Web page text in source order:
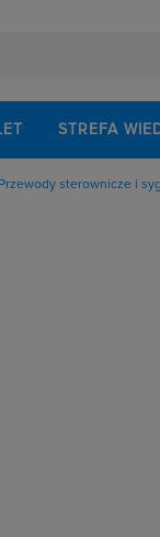
STREFA
Przewody sterownicze i